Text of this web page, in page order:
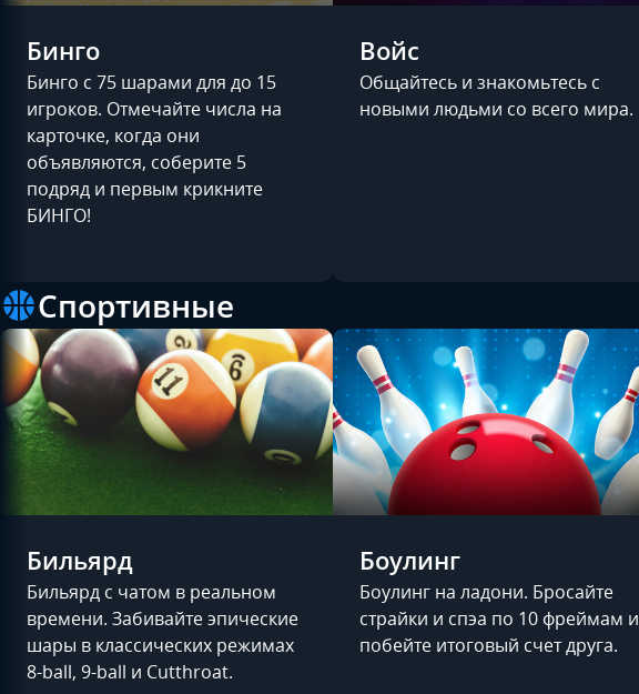
Бинго
Бинго с 75 шарами для до 15
игроков. Отмечайте числа на
карточке, когда они
объявляются, соберите 5
подряд и первым крикните
БИНГО!
Войс
Общайтесь и знакомьтесь с
новыми людьми со всего мира.
Спортивные
Бильярд
Бильярд с чатом в реальном
времени. Забивайте эпические
шары в классических режимах
8-ball, 9-ball и Cutthroat.
Боулинг
Боулинг на ладони. Бросайте
страйки и спэа по 10 фреймам и
побейте итоговый счет друга.